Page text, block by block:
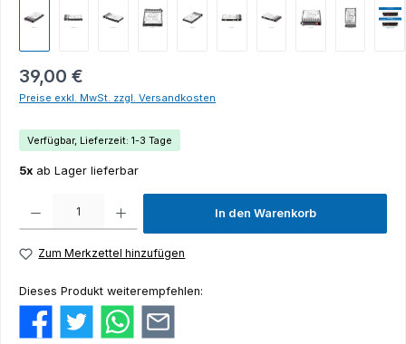
39,00 €
Preise exkl. MwSt. zzgl. Versandkosten
Verfügbar, Lieferzeit: 1-3 Tage
5x ab Lager lieferbar
In den Warenkorb
Zum Merkzettel hinzufügen
Dieses Produkt weiterempfehlen: